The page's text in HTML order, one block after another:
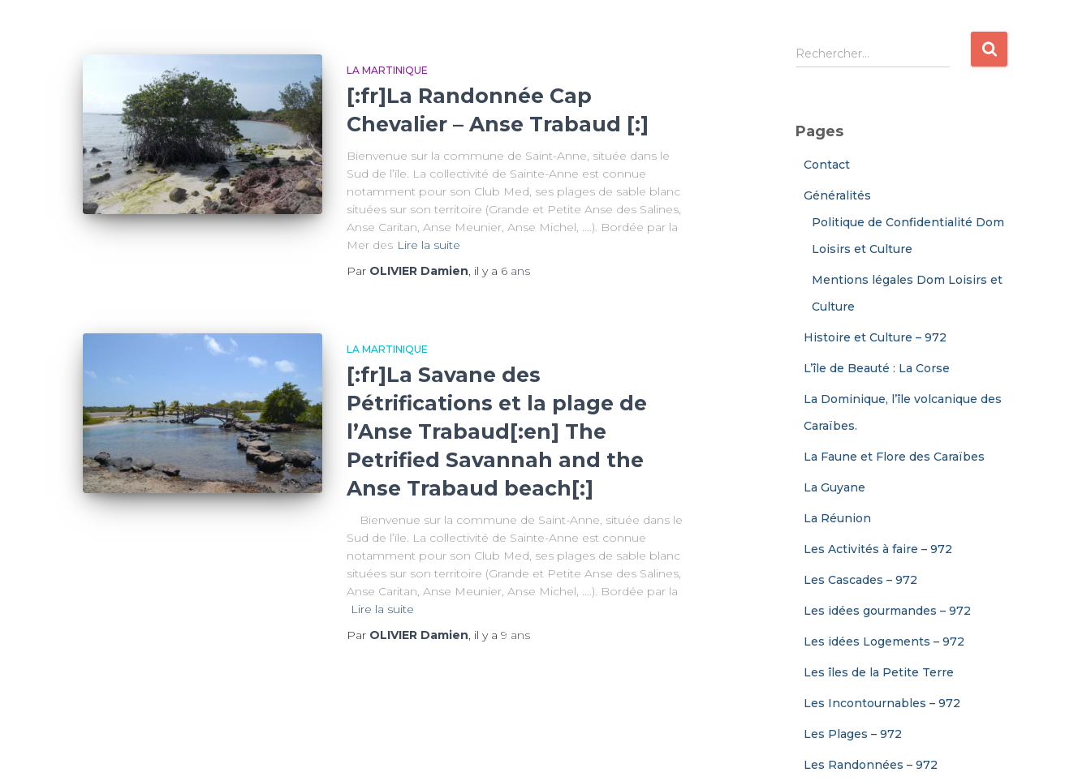
LA MARTINIQUE
[:fr]La Randonnée Cap
Chevalier – Anse Trabaud [:]
Bienvenue sur la commune de Saint-Anne, située dans le
Sud de l’ïle. La collectivité de Sainte-Anne est connue
notamment pour son Club Med, ses plages de sable blanc
situées sur son territoire (Grande et Petite Anse des Salines,
Anse Caritan, Anse Meunier, Anse Michel, ….). Bordée par la
Mer des Lire la suite
Par OLIVIER Damien, il y a 6 ans
LA MARTINIQUE
[:fr]La Savane des
Pétrifications et la plage de
l’Anse Trabaud[:en] The
Petrified Savannah and the
Anse Trabaud beach[:]
Bienvenue sur la commune de Saint-Anne, située dans le
Sud de l’ïle. La collectivité de Sainte-Anne est connue
notamment pour son Club Med, ses plages de sable blanc
situées sur son territoire (Grande et Petite Anse des Salines,
Anse Caritan, Anse Meunier, Anse Michel, ….). Bordée par la
Lire la suite
Par OLIVIER Damien, il y a 9 ans
R
e
r
Rechercher…
Pages
Contact
Généralités
Politique de Confidentialité Dom
Loisirs et Culture
Mentions légales Dom Loisirs et
Culture
Histoire et Culture – 972
L’île de Beauté : La Corse
La Dominique, l’île volcanique des
Caraïbes.
La Faune et Flore des Caraïbes
La Guyane
La Réunion
Les Activités à faire – 972
Les Cascades – 972
Les idées gourmandes – 972
Les idées Logements – 972
Les îles de la Petite Terre
Les Incontournables – 972
Les Plages – 972
Les Randonnées – 972